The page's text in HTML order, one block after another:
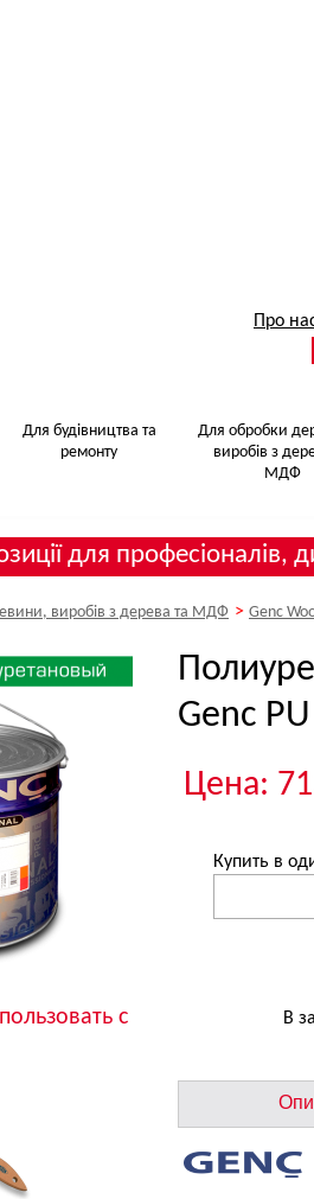
Про
Для будівництва та
ремонту
Для обробки
виробів з
МДФ
для професіоналів,
виробів з дерева та МДФ > Genc
с
Genc
Цена:
Купить в
В